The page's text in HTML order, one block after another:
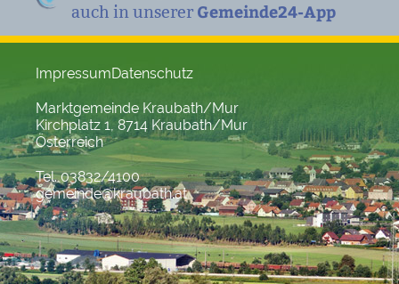
auch in unserer Gemeinde24-App
ImpressumDatenschutz
Marktgemeinde Kraubath/Mur
Kirchplatz 1, 8714 Kraubath/Mur
Österreich
Tel. 03832/4100
gemeinde@kraubath.at